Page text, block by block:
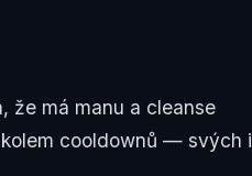
že má manu a cleanse
cooldownů — svých i